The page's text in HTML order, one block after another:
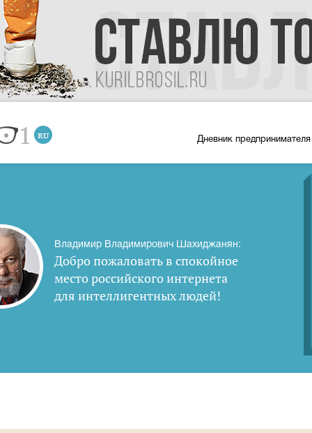
Дневник предпринимателя
Владимир Владимирович Шахиджанян:
Добро пожаловать в спокойное
место российского интернета
для интеллигентных людей!